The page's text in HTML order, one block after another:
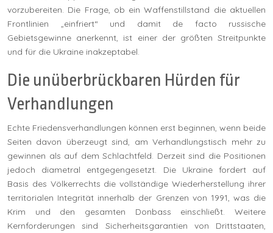
vorzubereiten. Die Frage, ob ein Waffenstillstand die aktuellen
Frontlinien „einfriert“ und damit de facto russische
Gebietsgewinne anerkennt, ist einer der größten Streitpunkte
und für die Ukraine inakzeptabel.
Die unüberbrückbaren Hürden für
Verhandlungen
Echte Friedensverhandlungen können erst beginnen, wenn beide
Seiten davon überzeugt sind, am Verhandlungstisch mehr zu
gewinnen als auf dem Schlachtfeld. Derzeit sind die Positionen
jedoch diametral entgegengesetzt. Die Ukraine fordert auf
Basis des Völkerrechts die vollständige Wiederherstellung ihrer
territorialen Integrität innerhalb der Grenzen von 1991, was die
Krim und den gesamten Donbass einschließt. Weitere
Kernforderungen sind Sicherheitsgarantien von Drittstaaten,